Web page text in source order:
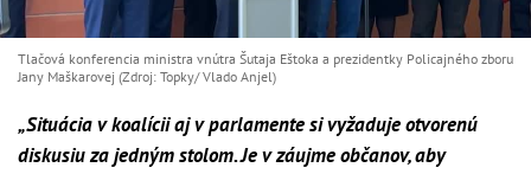
Tlačová konferencia ministra vnútra Šutaja Eštoka a prezidentky Policajného zboru
Jany Maškarovej (Zdroj: Topky/ Vlado Anjel)
„Situácia v koalícii aj v parlamente si vyžaduje otvorenú
diskusiu za jedným stolom. Je v záujme občanov, aby